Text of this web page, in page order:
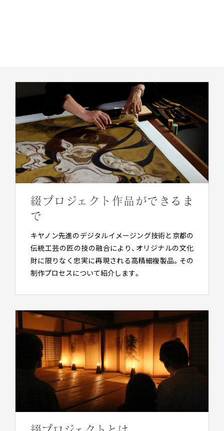
綴プロジェクト作品ができるま
で
キヤノン先進のデジタルイメージング技術と京都の
伝統工芸の匠の技の融合により、オリジナルの文化
財に限りなく忠実に再現される高精細複製品。その
制作プロセスについて紹介します。